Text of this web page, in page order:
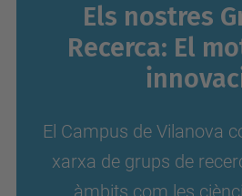
Els nostres
Recerca: El
El Campus de Vilanova
xarxa de grups de
àmbits com les